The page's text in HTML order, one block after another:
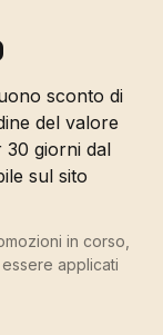
sconto di
del valore
30 giorni dal
sul sito
in corso,
applicati